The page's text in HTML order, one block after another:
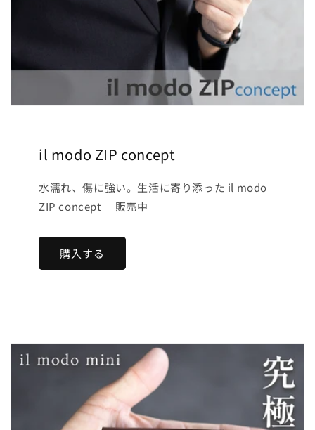
il modo ZIP concept
水濡れ、傷に強い。生活に寄り添った il modo
ZIP concept 販売中
購入する